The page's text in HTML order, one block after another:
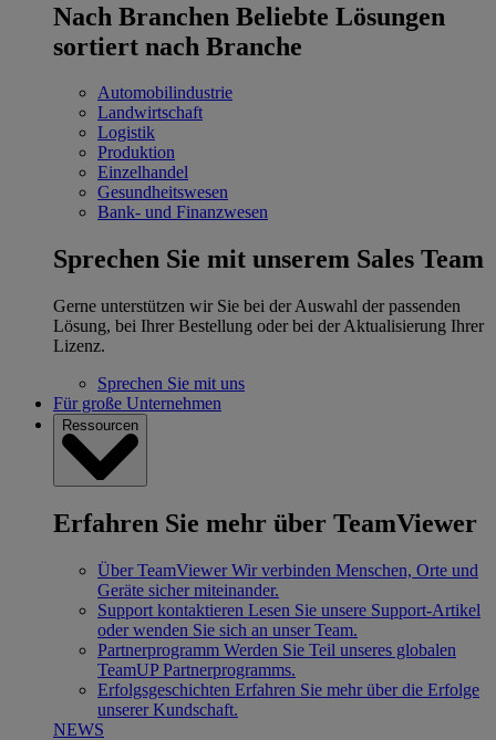
Nach Branchen Beliebte Lösungen
sortiert nach Branche
Automobilindustrie
Landwirtschaft
Logistik
Produktion
Einzelhandel
Gesundheitswesen
Bank- und Finanzwesen
Sprechen Sie mit unserem Sales Team
Gerne unterstützen wir Sie bei der Auswahl der passenden
Lösung, bei Ihrer Bestellung oder bei der Aktualisierung Ihrer
Lizenz.
Sprechen Sie mit uns
Für große Unternehmen
Ressourcen
Erfahren Sie mehr über TeamViewer
Über TeamViewer Wir verbinden Menschen, Orte und
Geräte sicher miteinander.
Support kontaktieren Lesen Sie unsere Support-Artikel
oder wenden Sie sich an unser Team.
Partnerprogramm Werden Sie Teil unseres globalen
TeamUP Partnerprogramms.
Erfolgsgeschichten Erfahren Sie mehr über die Erfolge
unserer Kundschaft.
NEWS